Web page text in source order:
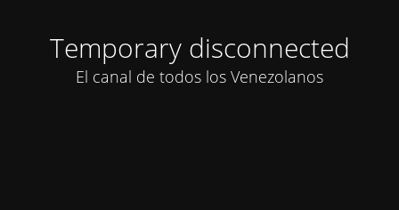
Temporary disconnected
El canal de todos los Venezolanos